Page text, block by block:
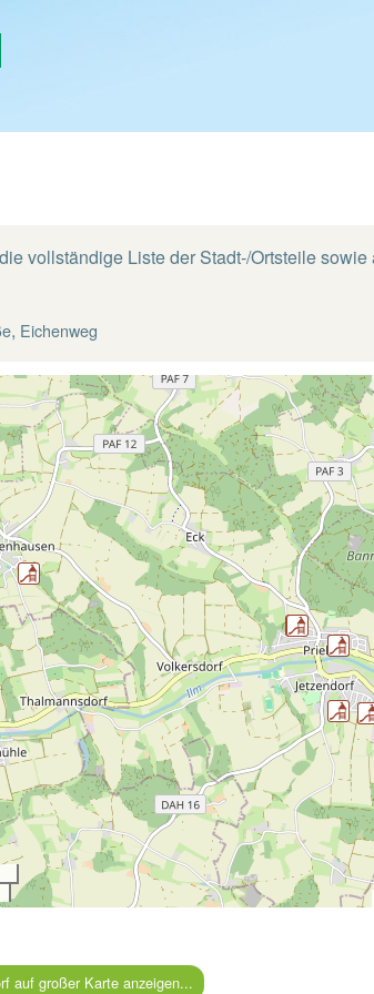
vollständige Liste der Stadt-/Ortsteile
, Eichenweg
auf großer Karte anzeigen...